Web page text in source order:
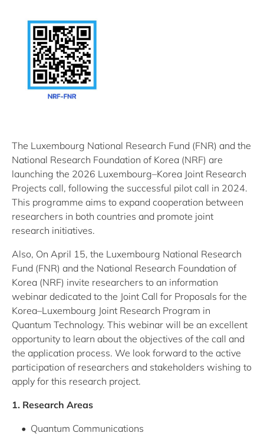
The Luxembourg National Research Fund (FNR) and the
National Research Foundation of Korea (NRF) are
launching the 2026 Luxembourg–Korea Joint Research
Projects call, following the successful pilot call in 2024.
This programme aims to expand cooperation between
researchers in both countries and promote joint
research initiatives.
Also, On April 15, the Luxembourg National Research
Fund (FNR) and the National Research Foundation of
Korea (NRF) invite researchers to an information
webinar dedicated to the Joint Call for Proposals for the
Korea–Luxembourg Joint Research Program in
Quantum Technology. This webinar will be an excellent
opportunity to learn about the objectives of the call and
the application process. We look forward to the active
participation of researchers and stakeholders wishing to
apply for this research project.
1. Research Areas
• Quantum Communications